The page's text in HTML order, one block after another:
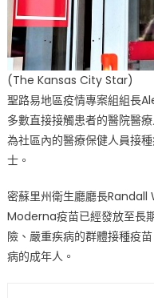
(The Kansas City Star)
聖路易地區疫情專案組組長
多數直接接觸患者的醫院醫
為社區內的醫療保健人員接
士。
密蘇里州衛生廳廳長Randall
Moderna疫苗已經發放至長
險、嚴重疾病的群體接種疫
病的成年人。